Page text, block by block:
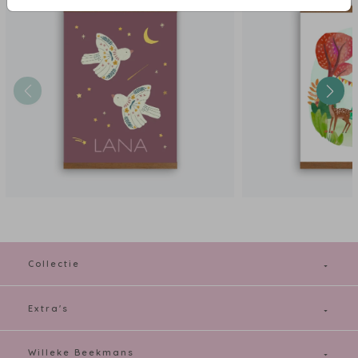
Wat deze poster extra speciaal maakt, is de mogelijkheid tot personalisatie
in onze online editor. Pas de kleuren aan of voeg de naam van jouw baby
toe en creëer zo een uniek en persoonlijk item voor de babykamer van
jullie zoon of dochter.
Vergeet niet om bij jouwpersoonlijke geboorteposter
de houten latjes te
bestellen. Je ziet ze verderop in het bestelproces. Heb je hulp nodig bij het
ontwerpen? Mail naar willeke@studiowam.nl
Collectie
Extra's
Willeke Beekmans